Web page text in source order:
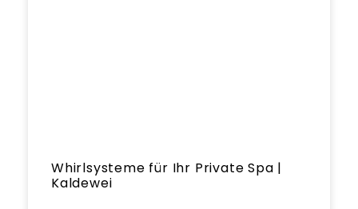
Whirlsysteme für Ihr Private Spa |
Kaldewei